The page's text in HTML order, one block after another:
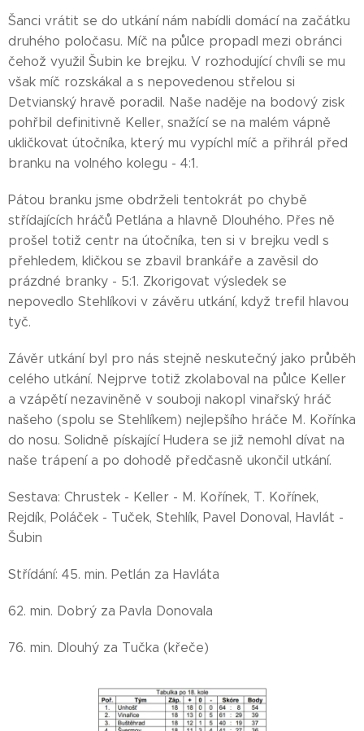
Šanci vrátit se do utkání nám nabídli domácí na začátku
druhého poločasu. Míč na půlce propadl mezi obránci
čehož využil Šubin ke brejku. V rozhodující chvíli se mu
však míč rozskákal a s nepovedenou střelou si
Detvianský hravě poradil. Naše naděje na bodový zisk
pohřbil definitivně Keller, snažící se na malém vápně
ukličkovat útočníka, který mu vypíchl míč a přihrál před
branku na volného kolegu - 4:1.
Pátou branku jsme obdrželi tentokrát po chybě
střídajících hráčů Petlána a hlavně Dlouhého. Přes ně
prošel totiž centr na útočníka, ten si v brejku vedl s
přehledem, kličkou se zbavil brankáře a zavěsil do
prázdné branky - 5:1. Zkorigovat výsledek se
nepovedlo Stehlíkovi v závěru utkání, když trefil hlavou
tyč.
Závěr utkání byl pro nás stejně neskutečný jako průběh
celého utkání. Nejprve totiž zkolaboval na půlce Keller
a vzápětí nezaviněně v souboji nakopl vinařský hráč
našeho (spolu se Stehlíkem) nejlepšího hráče M. Kořínka
do nosu. Solidně pískající Hudera se již nemohl dívat na
naše trápení a po dohodě předčasně ukončil utkání.
Sestava: Chrustek - Keller - M. Kořínek, T. Kořínek,
Rejdík, Poláček - Tuček, Stehlík, Pavel Donoval, Havlát -
Šubin
Střídání: 45. min. Petlán za Havláta
62. min. Dobrý za Pavla Donovala
76. min. Dlouhý za Tučka (křeče)